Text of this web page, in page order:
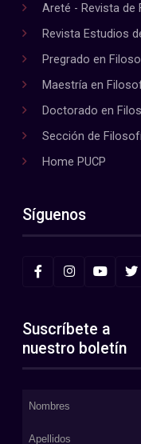
Areté - Revista de
Revista Estudios
Pregrado en
Maestría en
Doctorado en
Sección de
Home PUCP
Síguenos
Suscríbete a
nuestro boletín